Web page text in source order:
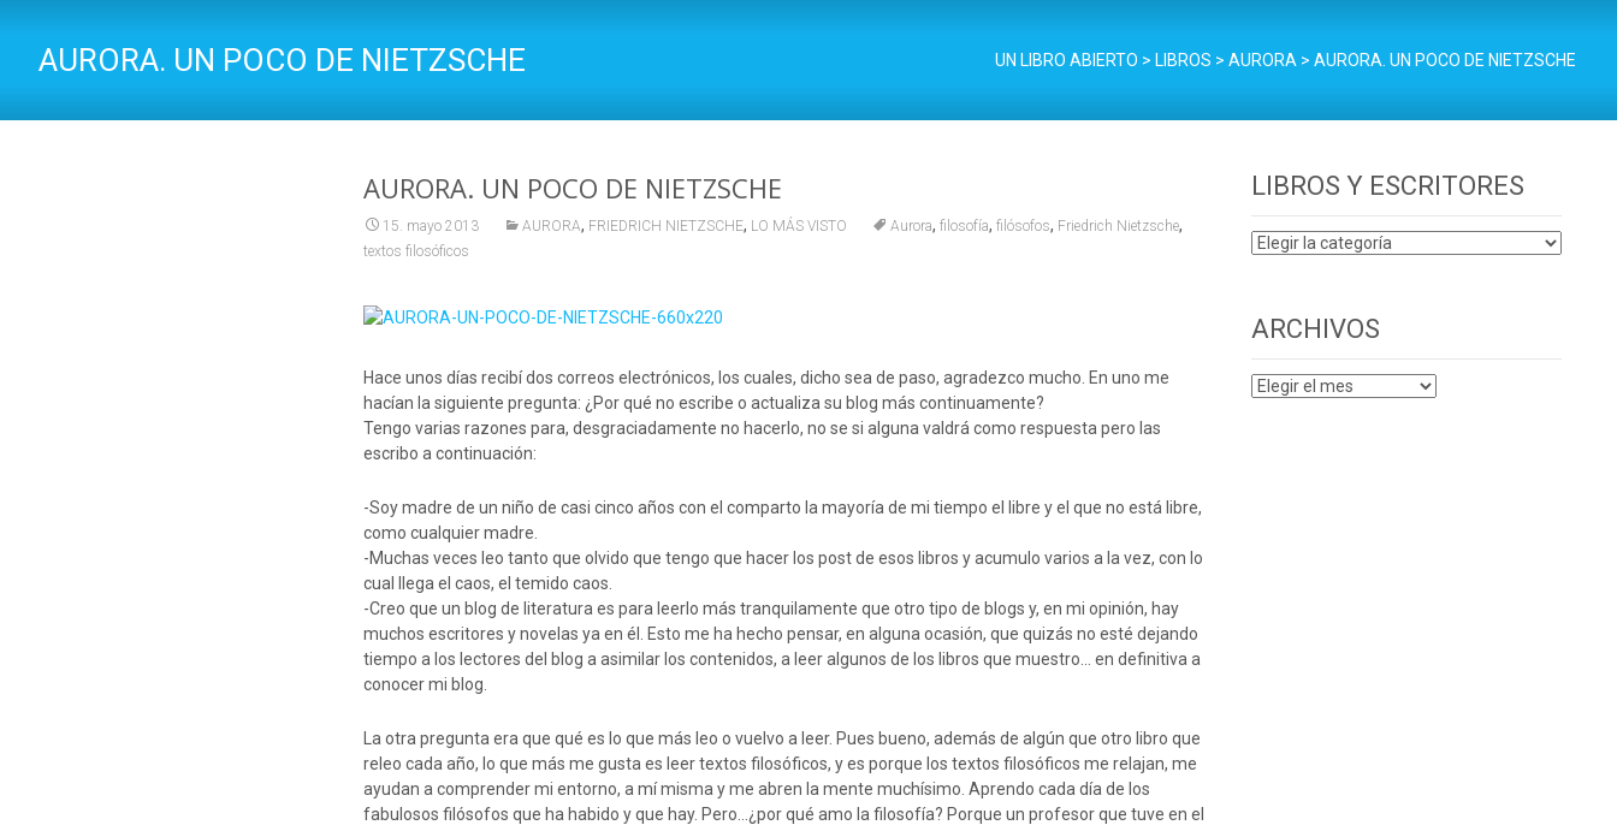
AURORA. UN POCO DE NIETZSCHE UN LIBRO ABIERTO > LIBROS >AURORA >AURORA. UN POCO DE NIETZSCHE
AURORA. UN POCO DE NIETZSCHE
15. mayo 2013 AURORA, FRIEDRICH NIETZSCHE, LO MÁS VISTO Aurora,filosofía,filósofos, Friedrich Nietzsche,
textos filosóficos
Hace unos días recibí dos correos electrónicos, los cuales, dicho sea de paso, agradezco mucho. En uno me
hacían la siguiente pregunta: ¿Por qué no escribe o actualiza su blog más continuamente?
Tengo varias razones para, desgraciadamente no hacerlo, no se si alguna valdrá como respuesta pero las
escribo a continuación:
-Soy madre de un niño de casi cinco años con el comparto la mayoría de mi tiempo el libre y el que no está libre,
como cualquier madre.
-Muchas veces leo tanto que olvido que tengo que hacer los post de esos libros y acumulo varios a la vez, con lo
cual llega el caos, el temido caos.
-Creo que un blog de literatura es para leerlo más tranquilamente que otro tipo de blogs y, en mi opinión, hay
muchos escritores y novelas ya en él. Esto me ha hecho pensar, en alguna ocasión, que quizás no esté dejando
tiempo a los lectores del blog a asimilar los contenidos, a leer algunos de los libros que muestro… en definitiva a
conocer mi blog.
La otra pregunta era que qué es lo que más leo o vuelvo a leer. Pues bueno, además de algún que otro libro que
releo cada año, lo que más me gusta es leer textos filosóficos, y es porque los textos filosóficos me relajan, me
ayudan a comprender mi entorno, a mí misma y me abren la mente muchísimo. Aprendo cada día de los
fabulosos filósofos que ha habido y que hay. Pero…¿por qué amo la filosofía? Porque un profesor que tuve en el
LIBROS Y ESCRITORES
LIBROS
ARCHIVOS
ARCHIVOS